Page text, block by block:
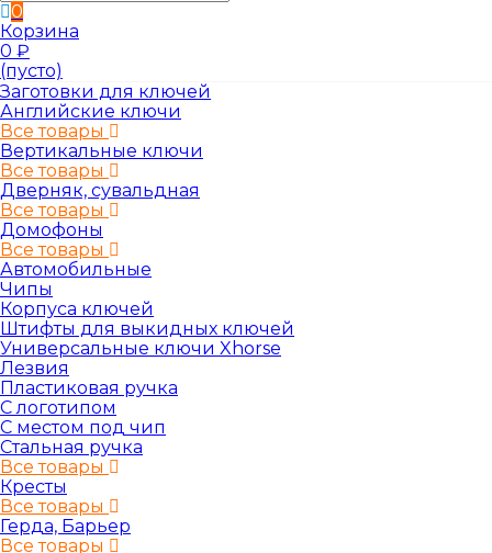
0
Корзина
0 ₽
(пусто)
Заготовки для ключей
Английские ключи
Все товары
Вертикальные ключи
Все товары
Дверняк, сувальдная
Все товары
Домофоны
Все товары
Автомобильные
Чипы
Корпуса ключей
Штифты для выкидных ключей
Универсальные ключи Xhorse
Лезвия
Пластиковая ручка
С логотипом
С местом под чип
Стальная ручка
Все товары
Кресты
Все товары
Герда, Барьер
Все товары